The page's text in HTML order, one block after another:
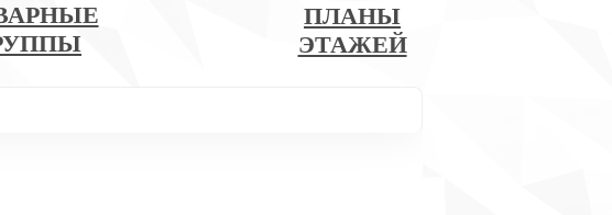
ПЛАНЫ
ЭТАЖЕЙ